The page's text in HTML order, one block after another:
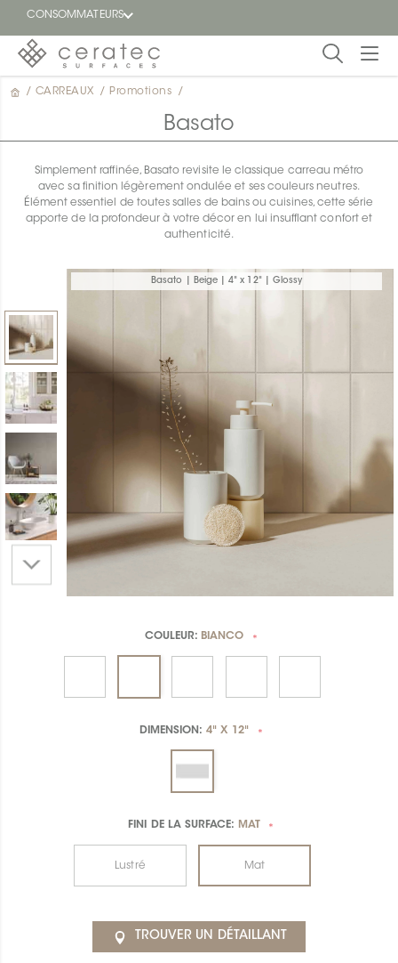
CONSOMMATEURS
En
Trouver
un
détaillant
/ CARREAUX / Promotions /
Basato
Simplement raffinée, Basato revisite le classique carreau métro
avec sa finition légèrement ondulée et ses couleurs neutres.
Élément essentiel de toutes salles de bains ou cuisines, cette série
apporte de la profondeur à votre décor en lui insufflant confort et
authenticité.
Basato | Beige | 4" x 12" | Glossy
COULEUR: BIANCO *
DIMENSION: 4" X 12" *
FINI DE LA SURFACE: MAT *
Lustré Mat
TROUVER UN DÉTAILLANT